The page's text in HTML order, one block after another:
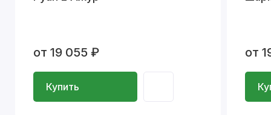
от 19 055 ₽
Купить
от